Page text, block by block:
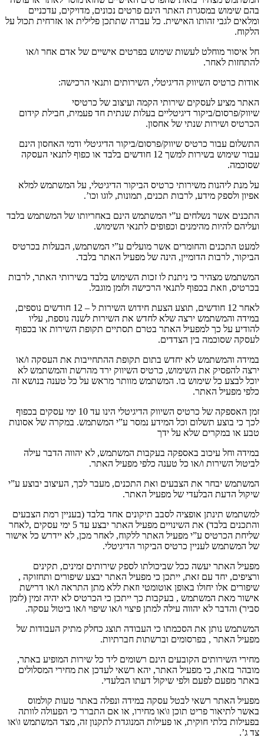
בהם שימוש במסגרת האתר הינם פרטים נכונים, מדויקים, עדכניים
ומלאים לגבי זהותו האישית. כל עברה שתתכן פלילית או אזרחית תכול על
הלקוח.
חל איסור מוחלט לעשות שימוש בפרטים אישיים של אדם אחר ו/או
להתחזות לאחר.
אודות כרטיס השיווק הדיגיטלי, השירותים ותנאי הרכישה:
האתר מציע לעסקים שירותי הקמה ועיצוב של כרטיסי
שיווק/פרסום/ביקור דיגיטליים בעלות שנתית חד פעמית, חבילת קידום
הכרטיס ושירות שנתי של אחסון.
התשלום עבור כרטיס שיווק/פרסום/ביקור הדיגיטלי ודמי האחסון הינם
עבור שימוש בשירות למשך
חודשים בלבד או כפוף לתנאי העסקה
שסוכמה.
על מנת ליהנות משירותי כרטיס הביקור הדיגיטלי, על המשתמש למלא
אפיון ולספק מידע, לרבות תכנים, תמונות, לוגו וכו’.
התכנים אשר נשלחים ע”י המשתמש הינם באחריותו של המשתמש בלבד
ועליהם להיות מהימנים וכפופים לתנאי השימוש.
למעט התכנים והחומרים אשר מועלים ע”י המשתמש, הבעלות בכרטיס
הביקור, לרבות הדומיין, הינה של מפעיל האתר בלבד.
המשתמש מצהיר כי ניתנת לו זכות השימוש בלבד בשירותי האתר, לרבות
בכרטיס, וזאת בכפוף לתנאי הרכישה ולזמן מוגבל.
לאחר
חודשים, תוצע הצעת חידוש השירות ל – 12 חודשים נוספים,
במידה והמשתמש ירצה שלא לחדש את השירות לשנה נוספת, עליו
להודיע על כך למפעיל האתר בטרם תסתיים תקופת השירות או בכפוף
לעסקה שסוכמה בין הצדדים.
במידה והמשתמש לא יחדש בתום תקופת ההתחייבות את העסקה ו/או
ירצה להפסיק את השימוש, כרטיס השיווק ירד מהרשת והמשתמש לא
יוכל לבצע כל שימוש בו. המשתמש מוותר מראש על כל טענה בנושא זה
כלפי מפעיל האתר.
זמן האספקה של כרטיס השיווק הדיגיטלי הינו עד
ימי עסקים בכפוף
לכך כי בוצע תשלום וכל המידע נמסר ע”י המשתמש. במקרה של אסונות
טבע או במקרים שלא על ידך
במידה וחל עיכוב באספקה בעקבות המשתמש, לא יהווה הדבר עילה
לביטול השירות ו/או כל טענה כלפי מפעיל האתר.
המשתמש יבחר את הצבעים ואת התכנים, מעבר לכך, העיצוב יבוצע ע”י
שיקול הדעת הבלעדי של מפעיל האתר.
למשתמש תינתן אופציה לסבב תיקונים אחד בלבד (בעניין רמת הצבעים
והתכנים בלבד) את השינויים מפעיל האתר יבצע עד ימי עסקים ,לאחר
שליחת הכרטיס ע”י מפעיל האתר ללקוח, לאחר מכן, לא יידרש כל אישור
של המשתמש לעניין כרטיס הביקור הדיגיטלי.
מפעיל האתר יעשה ככל שביכולתו לספק שירותים זמינים, תקינים
ורציפים, יחד עם זאת, ייתכן כי מפעיל האתר יבצע שיפורים ותחזוקה ,
שיפורים אלו יחולו באופן אוטומטי וזאת ללא מתן התראה ו/או דרישת
אישור מאת המשתמש , בעקבות כך ייתכן כי הכרטיס לא יהיה זמין (לזמן
סביר) והדבר לא יהווה עילה למתן פיצוי ו/או שיפוי ו/או ביטול עסקה.
המשתמש נותן את הסכמתו כי העבודה תוצג כחלק מתיק העבודות של
מפעיל האתר , בפרסומים וברשתות חברתיות.
מחירי השירותים הקובעים הינם רשומים ליד כל שירות המופיע באתר,
מובהר בזאת, כי מפעיל האתר, יהא רשאי לעדכן את מחירי המסלולים
באתר מפעם לפעם ולפי שיקול דעתו הבלעדי.
מפעיל האתר רשאי לבטל עסקה במידה ונפלה באתר טעות קולמוס
באשר לתיאור פריט תוכן ו\או מחירו, או אם התברר כי הפעולה לוותה
בפעילות בלתי חוקית, או פעילות המנוגדת לתקנון זה, מצד המשתמש ו\או
צד ג’.